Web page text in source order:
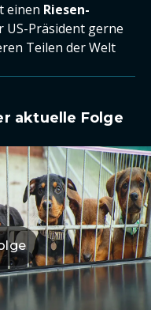
einen Riesen-
US-Präsident gerne
Teilen der Welt
aktuelle Folge